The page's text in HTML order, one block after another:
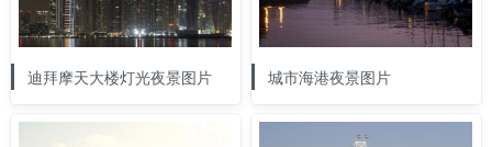
迪拜摩天大楼灯光夜景图片 城市海港夜景图片